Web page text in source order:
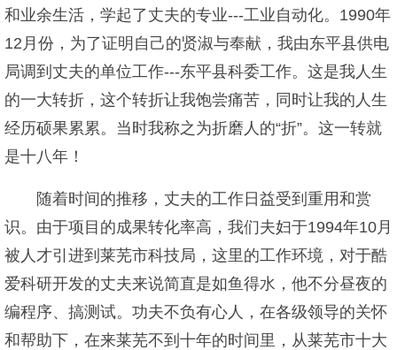
和业余生活，学起了丈夫的专业---工业自动化。1990年
12月份，为了证明自己的贤淑与奉献，我由东平县供电
局调到丈夫的单位工作---东平县科委工作。这是我人生
的一大转折，这个转折让我饱尝痛苦，同时让我的人生
经历硕果累累。当时我称之为折磨人的“折”。这一转就
是十八年！
随着时间的推移，丈夫的工作日益受到重用和赏
识。由于项目的成果转化率高，我们夫妇于1994年10月
被人才引进到莱芜市科技局，这里的工作环境，对于酷
爱科研开发的丈夫来说简直是如鱼得水，他不分昼夜的
编程序、搞测试。功夫不负有心人，在各级领导的关怀
和帮助下，在来莱芜不到十年的时间里，从莱芜市十大